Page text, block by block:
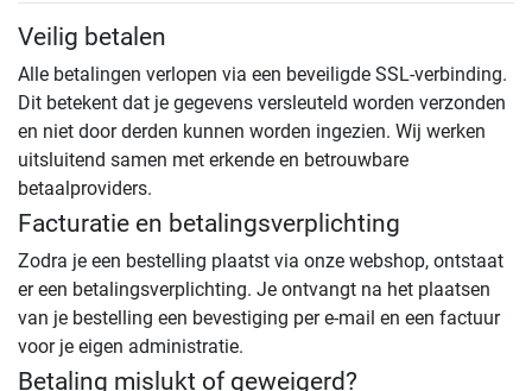
Veilig betalen
Alle betalingen verlopen via een beveiligde SSL-verbinding.
Dit betekent dat je gegevens versleuteld worden verzonden
en niet door derden kunnen worden ingezien. Wij werken
uitsluitend samen met erkende en betrouwbare
betaalproviders.
Facturatie en betalingsverplichting
Zodra je een bestelling plaatst via onze webshop, ontstaat
er een betalingsverplichting. Je ontvangt na het plaatsen
van je bestelling een bevestiging per e-mail en een factuur
voor je eigen administratie.
Betaling mislukt of geweigerd?